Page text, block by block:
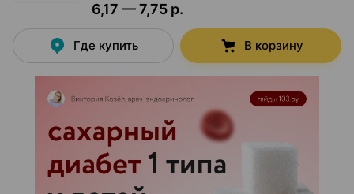
6,17 — 7,75 р.
Где купить В корзину